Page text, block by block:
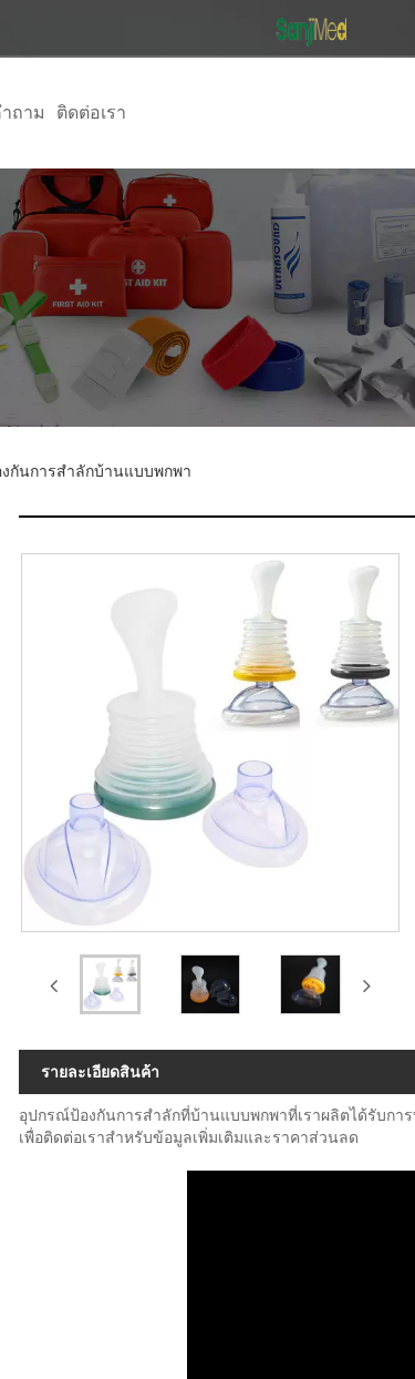
ถาม ติดต่อเรา
กันการสำลักบ้านแบบพกพา
รายละเอียดสินค้า
อุปกรณ์ป้องกันการสำลักที่บ้านแบบพกพาที่เราผลิตได้รับก
เพื่อติดต่อเราสำหรับข้อมูลเพิ่มเติมและราคาส่วนลด